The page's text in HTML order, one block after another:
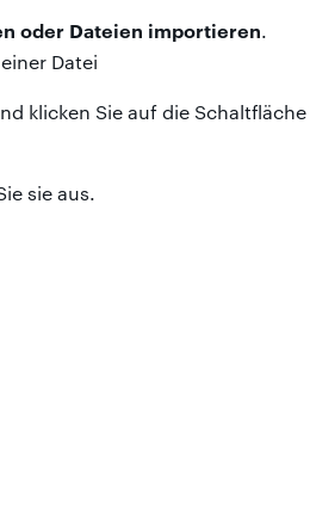
oder Dateien importieren.
klicken Sie auf die Schaltfläche
sie aus.